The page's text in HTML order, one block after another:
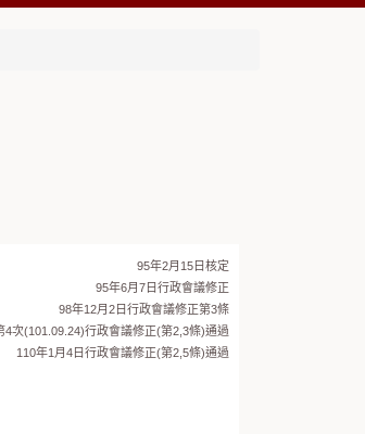
95年2月15日核定
95年6月7日行政會議修正
98年12月2日行政會議修正第3條
4次(101.09.24)行政會議修正(第2,3條)通過
110年1月4日行政會議修正(第2,5條)通過